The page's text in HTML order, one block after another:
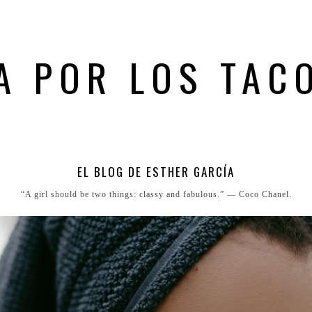
POR LOS
EL BLOG DE ESTHER GARCÍA
“A girl should be two things: classy and fabulous.” ― Coco Chanel.